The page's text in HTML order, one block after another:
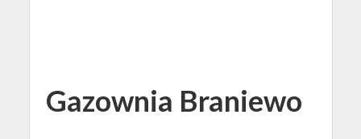
Gazownia Braniewo